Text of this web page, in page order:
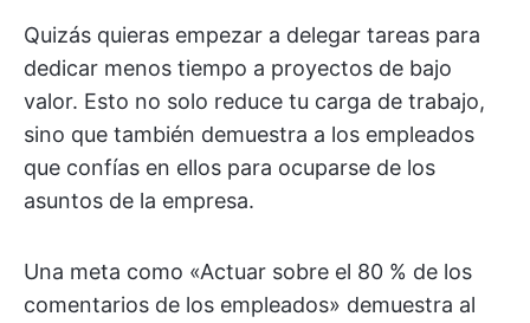
Quizás quieras empezar a delegar tareas para
dedicar menos tiempo a proyectos de bajo
valor. Esto no solo reduce tu carga de trabajo,
sino que también demuestra a los empleados
que confías en ellos para ocuparse de los
asuntos de la empresa.
Una meta como «Actuar sobre el 80 % de los
comentarios de los empleados» demuestra al